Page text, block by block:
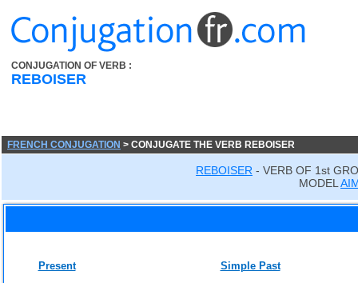
CONJUGATION OF VERB :
REBOISER
FRENCH CONJUGATION > CONJUGATE THE VERB REBOISER
REBOISER - VERB OF 1st
MODEL
Present
Simple Past